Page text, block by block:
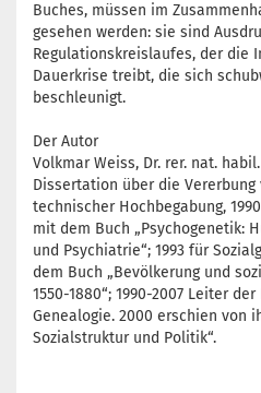
Buches, müssen im
gesehen werden: sie sind
Regulationskreislaufes, der die
Dauerkrise treibt, die sich
beschleunigt.
Der Autor
Volkmar Weiss, Dr. rer. nat.
Dissertation über die
technischer Hochbegabung,
mit dem Buch „Psychogenetik:
und Psychiatrie“; 1993 für
dem Buch „Bevölkerung und
1550-1880“; 1990-2007 Leiter
Genealogie. 2000 erschien von
Sozialstruktur und Politik“.